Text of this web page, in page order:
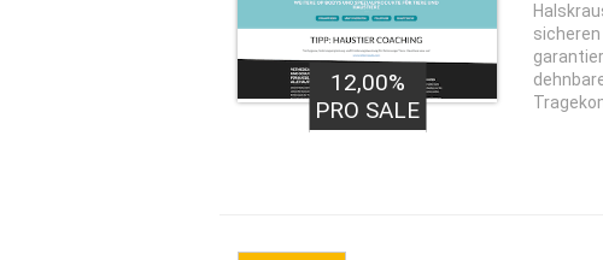
12,00%
PRO SALE